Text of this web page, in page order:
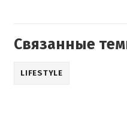
Связанные
LIFESTYLE